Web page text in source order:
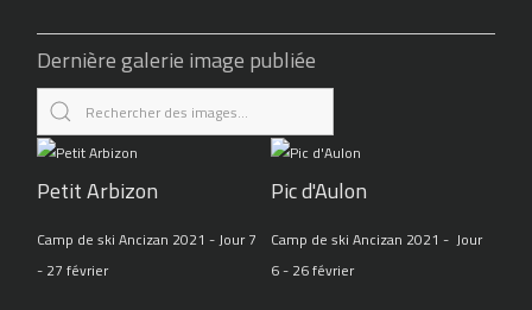
Dernière galerie image publiée
Petit Arbizon
Camp de ski Ancizan 2021 - Jour 7
- 27 février
Pic d'Aulon
Camp de ski Ancizan 2021 - Jour
6 - 26 février